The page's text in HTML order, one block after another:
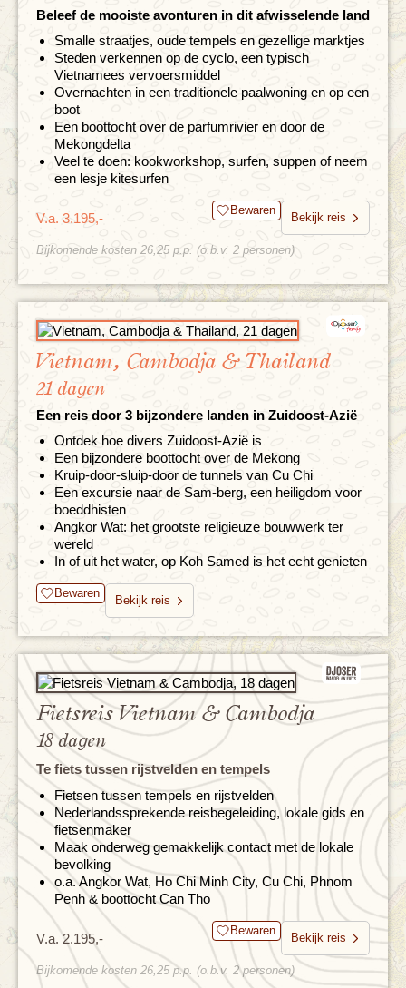
Beleef de mooiste avonturen in dit afwisselende land
Smalle straatjes, oude tempels en gezellige marktjes
Steden verkennen op de cyclo, een typisch
Vietnamees vervoersmiddel
Overnachten in een traditionele paalwoning en op een
boot
Een boottocht over de parfumrivier en door de
Mekongdelta
Veel te doen: kookworkshop, surfen, suppen of neem
een lesje kitesurfen
V.a. 3.195,- Bewaren
Bekijk reis
Bijkomende kosten 26,25 p.p. (o.b.v. 2 personen)
Vietnam, Cambodja & Thailand
21 dagen
Een reis door 3 bijzondere landen in Zuidoost-Azië
Ontdek hoe divers Zuidoost-Azië is
Een bijzondere boottocht over de Mekong
Kruip-door-sluip-door de tunnels van Cu Chi
Een excursie naar de Sam-berg, een heiligdom voor
boeddhisten
Angkor Wat: het grootste religieuze bouwwerk ter
wereld
In of uit het water, op Koh Samed is het echt genieten
Bewaren
Bekijk reis
Fietsreis Vietnam & Cambodja
18 dagen
Te fiets tussen rijstvelden en tempels
Fietsen tussen tempels en rijstvelden
Nederlandssprekende reisbegeleiding, lokale gids en
fietsenmaker
Maak onderweg gemakkelijk contact met de lokale
bevolking
o.a. Angkor Wat, Ho Chi Minh City, Cu Chi, Phnom
Penh & boottocht Can Tho
V.a. 2.195,- Bewaren
Bekijk reis
Bijkomende kosten 26,25 p.p. (o.b.v. 2 personen)